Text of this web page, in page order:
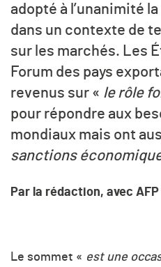
adopté à l’unanimité
dans un contexte de
sur les marchés. Les
Forum des pays
revenus sur « le rôle
pour répondre aux
mondiaux mais ont
sanctions
Par la rédaction, avec AFP
Le sommet « est une